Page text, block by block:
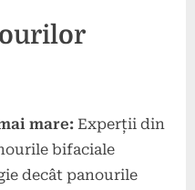
mare: Experții din
bifaciale
decât panourile